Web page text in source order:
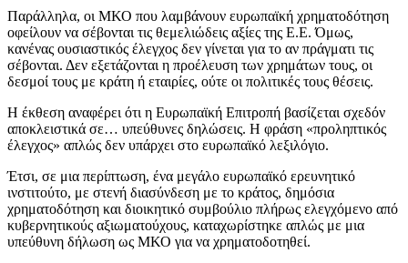
Παράλληλα, οι ΜΚΟ που λαμβάνουν ευρωπαϊκή χρηματοδότηση
οφείλουν να σέβονται τις θεμελιώδεις αξίες της Ε.Ε. Όμως,
κανένας ουσιαστικός έλεγχος δεν γίνεται για το αν πράγματι τις
σέβονται. Δεν εξετάζονται η προέλευση των χρημάτων τους, οι
δεσμοί τους με κράτη ή εταιρίες, ούτε οι πολιτικές τους θέσεις.
Η έκθεση αναφέρει ότι η Ευρωπαϊκή Επιτροπή βασίζεται σχεδόν
αποκλειστικά σε… υπεύθυνες δηλώσεις. Η φράση «προληπτικός
έλεγχος» απλώς δεν υπάρχει στο ευρωπαϊκό λεξιλόγιο.
Έτσι, σε μια περίπτωση, ένα μεγάλο ευρωπαϊκό ερευνητικό
ινστιτούτο, με στενή διασύνδεση με το κράτος, δημόσια
χρηματοδότηση και διοικητικό συμβούλιο πλήρως ελεγχόμενο από
κυβερνητικούς αξιωματούχους, καταχωρίστηκε απλώς με μια
υπεύθυνη δήλωση ως ΜΚΟ για να χρηματοδοτηθεί.